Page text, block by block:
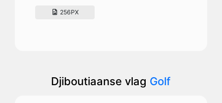
256PX
Djiboutiaanse vlag Golf